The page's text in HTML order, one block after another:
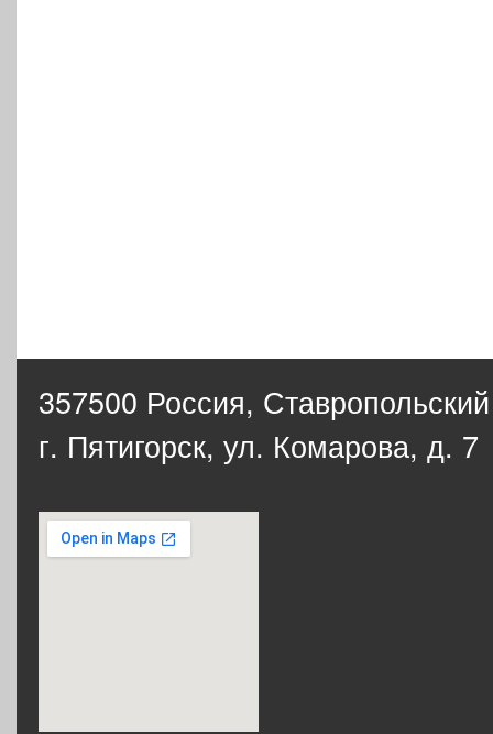
357500 Россия,
г. Пятигорск, ул. Комарова, д. 7